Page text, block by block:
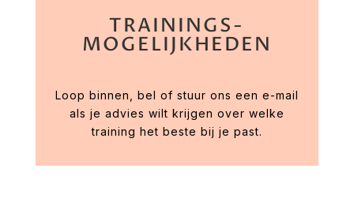
TRAININGS-
MOGELIJKHEDEN
Loop binnen, bel of stuur ons een e-mail
als je advies wilt krijgen over welke
training het beste bij je past.